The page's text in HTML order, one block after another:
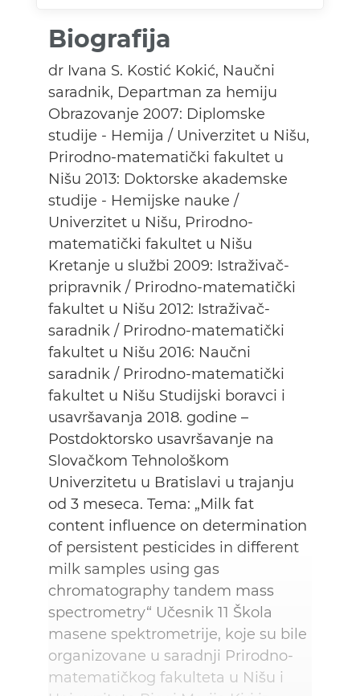
Biografija
dr Ivana S. Kostić Kokić, Naučni
saradnik, Departman za hemiju
Obrazovanje 2007: Diplomske
studije - Hemija / Univerzitet u Nišu,
Prirodno-matematički fakultet u
Nišu 2013: Doktorske akademske
studije - Hemijske nauke /
Univerzitet u Nišu, Prirodno-
matematički fakultet u Nišu
Kretanje u službi 2009: Istraživač-
pripravnik / Prirodno-matematički
fakultet u Nišu 2012: Istraživač-
saradnik / Prirodno-matematički
fakultet u Nišu 2016: Naučni
saradnik / Prirodno-matematički
fakultet u Nišu Studijski boravci i
usavršavanja 2018. godine –
Postdoktorsko usavršavanje na
Slovačkom Tehnološkom
Univerzitetu u Bratislavi u trajanju
od 3 meseca. Tema: „Milk fat
content influence on determination
of persistent pesticides in different
milk samples using gas
chromatography tandem mass
spectrometry“ Učesnik 11 Škola
masene spektrometrije, koje su bile
organizovane u saradnji Prirodno-
matematičkog fakulteta u Nišu i